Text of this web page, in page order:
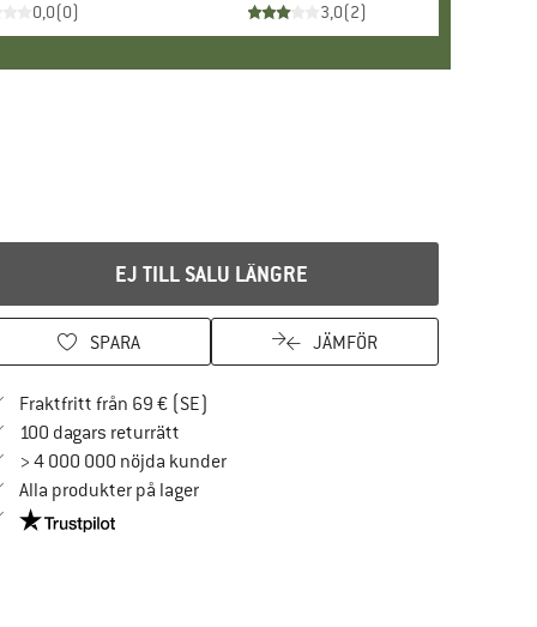
0,0(0) 3,0(2)
EJ TILL SALU LÄNGRE
SPARA JÄMFÖR
Fraktfritt från 69 € (SE)
100 dagars returrättGå till returpolicyn här Öppnas i en inforuta
> 4 000 000 nöjda kunder
Alla produkter på lager
Trust Pilot-garanti - hitta all information här!